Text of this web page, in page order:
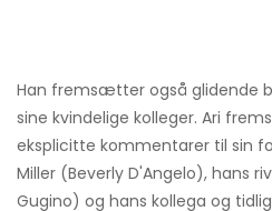
Han fremsætter også glidende
sine kvindelige kolleger. Ari
eksplicitte kommentarer til sin
Miller (Beverly D'Angelo), hans
Gugino) og hans kollega og